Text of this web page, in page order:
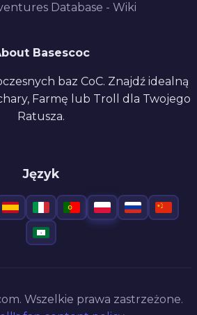
Database - Wiki
Basescoc
baz CoC. Znajdź idealną
Farmę lub Troll dla Twojego
Ratusza.
Język
Wszelkie prawa zastrzeżone.